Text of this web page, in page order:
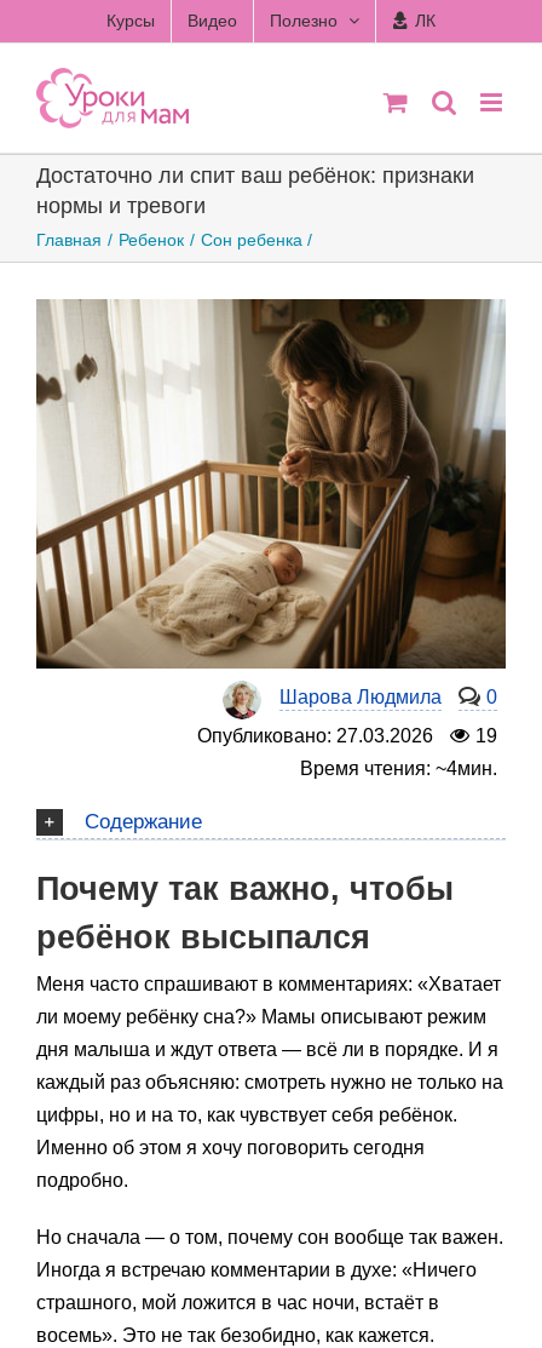
to
content
Курсы Видео Полезно ЛК
Достаточно ли спит ваш ребёнок: признаки
нормы и тревоги
Главная Ребенок Сон ребенка
Шарова Людмила
0
Опубликовано: 27.03.2026
19
Время чтения: ~4мин.
Содержание
Почему так важно, чтобы
ребёнок высыпался
Меня часто спрашивают в комментариях: «Хватает
ли моему ребёнку сна?» Мамы описывают режим
дня малыша и ждут ответа — всё ли в порядке. И я
каждый раз объясняю: смотреть нужно не только на
цифры, но и на то, как чувствует себя ребёнок.
Именно об этом я хочу поговорить сегодня
подробно.
Но сначала — о том, почему сон вообще так важен.
Иногда я встречаю комментарии в духе: «Ничего
страшного, мой ложится в час ночи, встаёт в
восемь». Это не так безобидно, как кажется.